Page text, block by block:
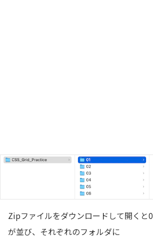
Zipファイルをダウンロードして開くと
が並び、それぞれのフォルダに